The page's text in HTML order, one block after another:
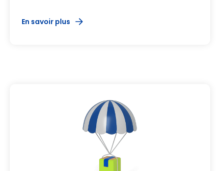
En savoir plus